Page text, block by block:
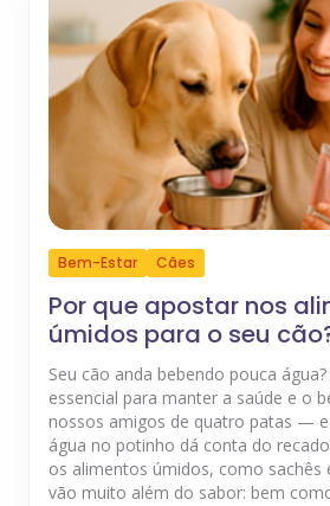
Bem-Estar Cães
Por que apostar nos
úmidos para o seu
Seu cão anda bebendo pouca
essencial para manter a saúde e o
nossos amigos de quatro patas —
água no potinho dá conta do
os alimentos úmidos, como sachês
vão muito além do sabor: bem